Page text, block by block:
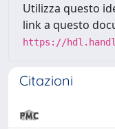
Utilizza questo
link a questo
https://
Citazioni